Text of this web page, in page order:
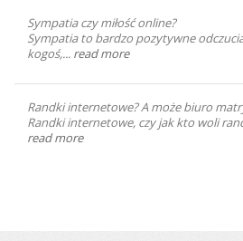
Sympatia czy miłość online?
Sympatia to bardzo pozytywne
kogoś,... read more
Randki internetowe? A może biuro
Randki internetowe, czy jak kto woli
read more